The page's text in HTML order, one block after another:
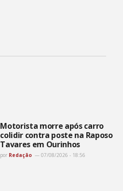
Motorista morre após carro
colidir contra poste na Raposo
Tavares em Ourinhos
por Redação 07/08/2026 - 18:56